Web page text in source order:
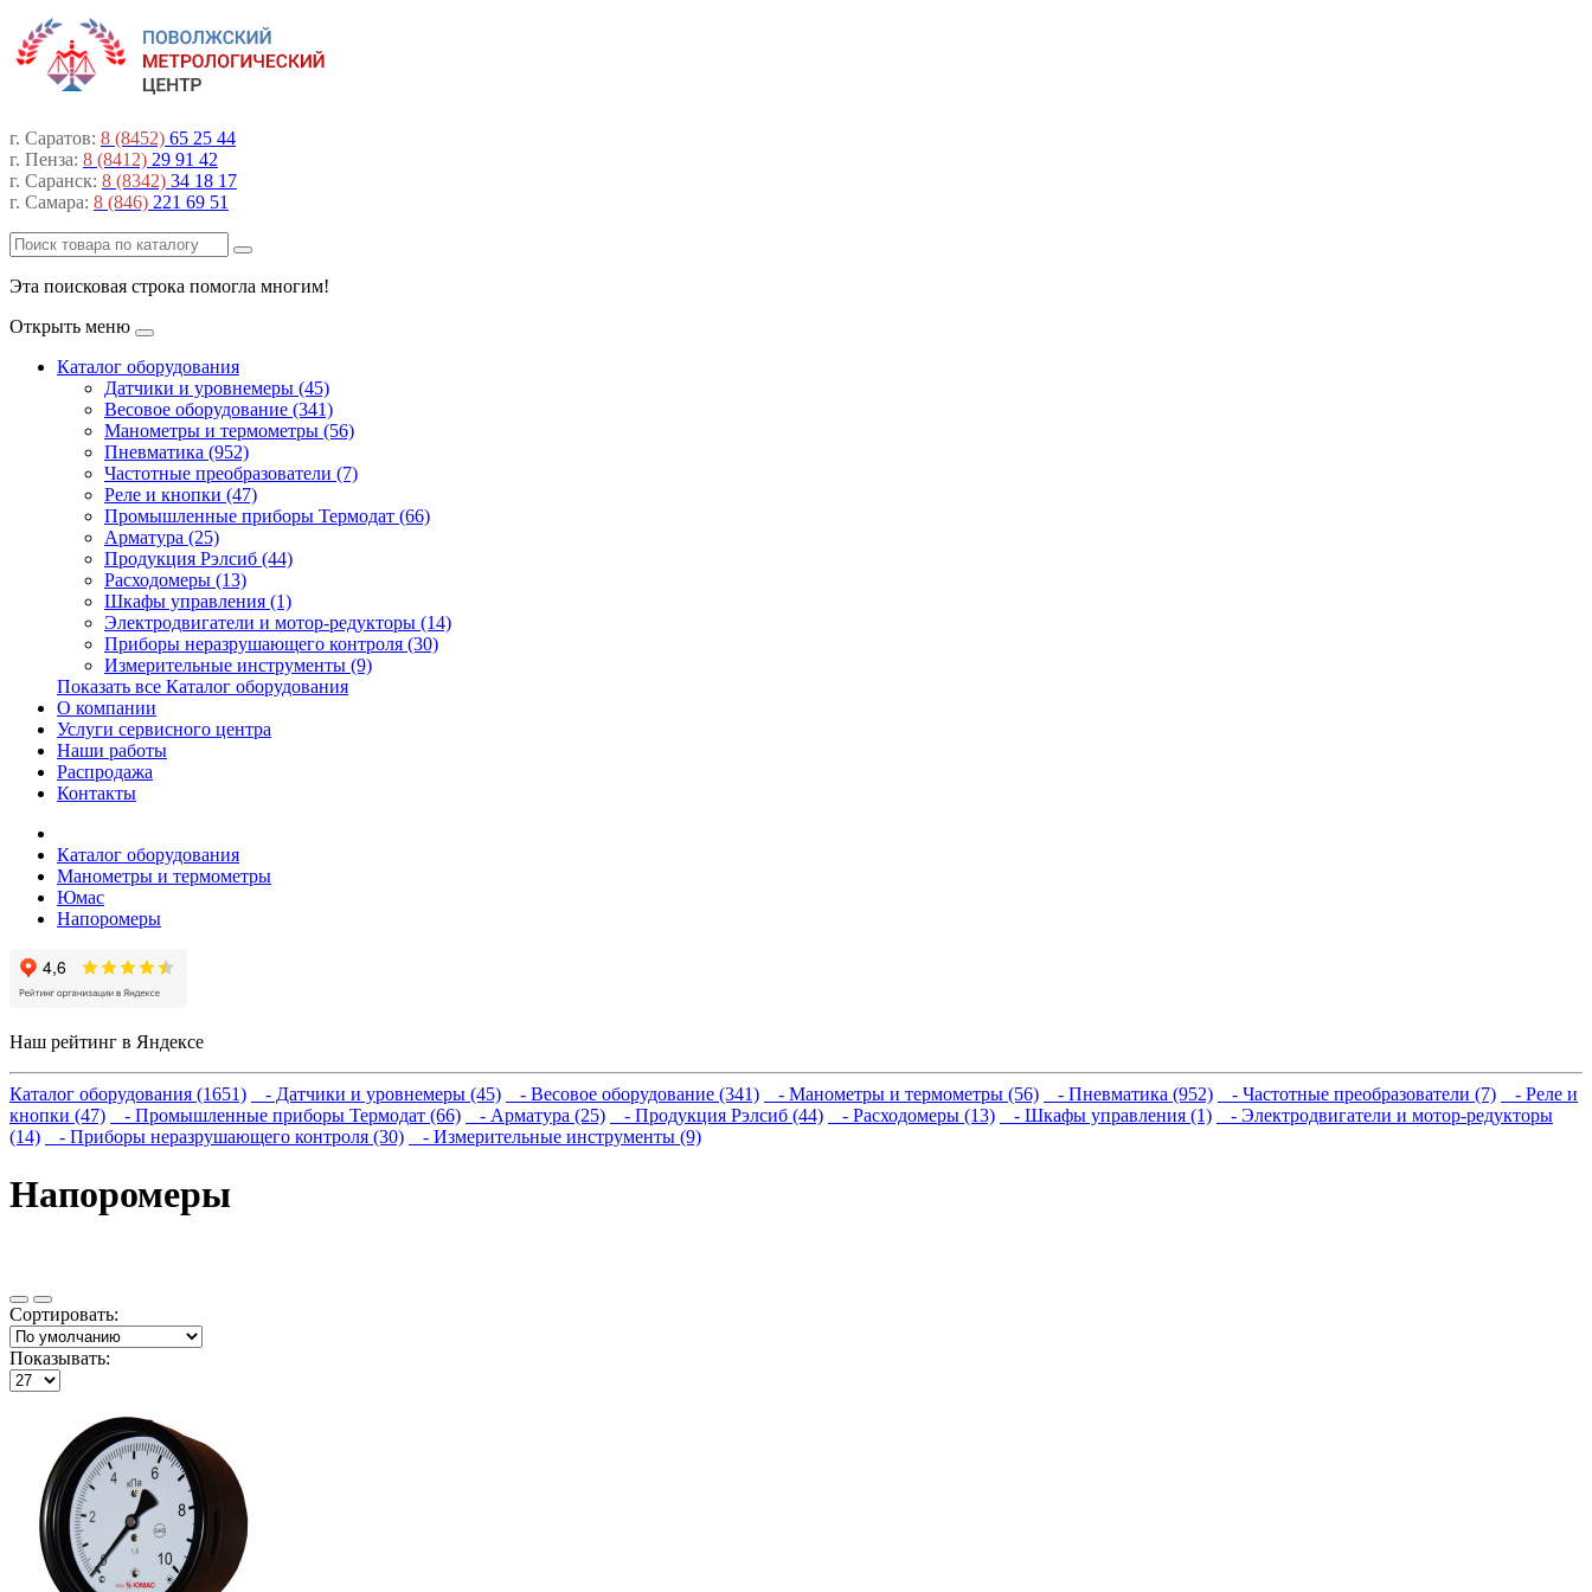
г. Саратов: 8 (8452) 65 25 44
г. Пенза: 8 (8412) 29 91 42
г. Саранск: 8 (8342) 34 18 17
г. Самара: 8 (846) 221 69 51
Эта поисковая строка помогла многим!
Открыть меню
Каталог оборудования
Датчики и уровнемеры (45)
Весовое оборудование (341)
Манометры и термометры (56)
Пневматика (952)
Частотные преобразователи (7)
Реле и кнопки (47)
Промышленные приборы Термодат (66)
Арматура (25)
Продукция Рэлсиб (44)
Расходомеры (13)
Шкафы управления (1)
Электродвигатели и мотор-редукторы (14)
Приборы неразрушающего контроля (30)
Измерительные инструменты (9)
Показать все Каталог оборудования
О компании
Услуги сервисного центра
Наши работы
Распродажа
Контакты
Каталог оборудования
Манометры и термометры
Юмас
Напоромеры
Наш рейтинг в Яндексе
Каталог оборудования (1651) - Датчики и уровнемеры (45) - Весовое оборудование (341) - Манометры и термометры (56) - Пневматика (952) - Частотные преобразователи (7)
- Реле и
кнопки (47)
- Промышленные приборы Термодат (66) - Арматура (25) - Продукция Рэлсиб (44) - Расходомеры (13) - Шкафы управления (1)
- Электродвигатели и мотор-редукторы
(14)
- Приборы неразрушающего контроля (30) - Измерительные инструменты (9)
Напоромеры
Сортировать:
Показывать: